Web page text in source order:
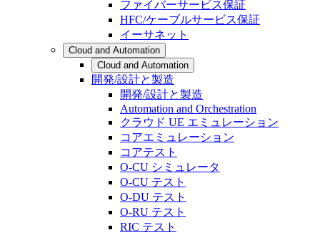
ファイバーサービス保証
HFC/ケーブルサービス保証
イーサネット
Cloud and Automation
Cloud and Automation
開発/設計と製造
開発/設計と製造
Automation and Orchestration
クラウド UE エミュレーション
コアエミュレーション
コアテスト
O-CU シミュレータ
O-CU テスト
O-DU テスト
O-RU テスト
RIC テスト